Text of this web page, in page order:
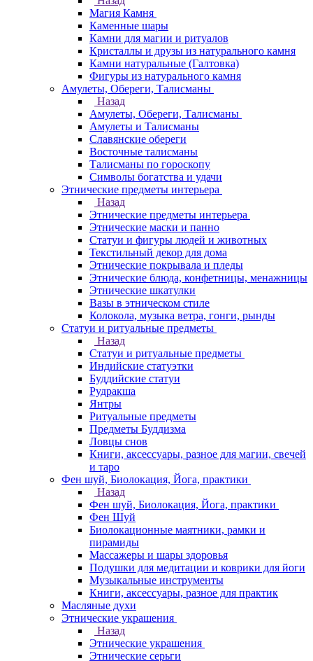
Магия Камня
Каменные шары
Камни для магии и ритуалов
Кристаллы и друзы из натурального камня
Камни натуральные (Галтовка)
Фигуры из натурального камня
Амулеты, Обереги, Талисманы
Назад
Амулеты, Обереги, Талисманы
Амулеты и Талисманы
Славянские обереги
Восточные талисманы
Талисманы по гороскопу
Символы богатства и удачи
Этнические предметы интерьера
Назад
Этнические предметы интерьера
Этнические маски и панно
Статуи и фигуры людей и животных
Текстильный декор для дома
Этнические покрывала и пледы
Этнические блюда, конфетницы, менажницы
Этнические шкатулки
Вазы в этническом стиле
Колокола, музыка ветра, гонги, рынды
Статуи и ритуальные предметы
Назад
Статуи и ритуальные предметы
Индийские статуэтки
Буддийские статуи
Рудракша
Янтры
Ритуальные предметы
Предметы Буддизма
Ловцы снов
Книги, аксессуары, разное для магии, свечей
и таро
Фен шуй, Биолокация, Йога, практики
Назад
Фен шуй, Биолокация, Йога, практики
Фен Шуй
Биолокационные маятники, рамки и
пирамиды
Массажеры и шары здоровья
Подушки для медитации и коврики для йоги
Музыкальные инструменты
Книги, аксессуары, разное для практик
Масляные духи
Этнические украшения
Назад
Этнические украшения
Этнические серьги